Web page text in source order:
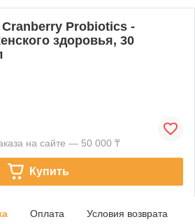
Probiotics -
здоровья, 30
на сайте — 50 000 ₸
Купить
Оплата Условия возврата